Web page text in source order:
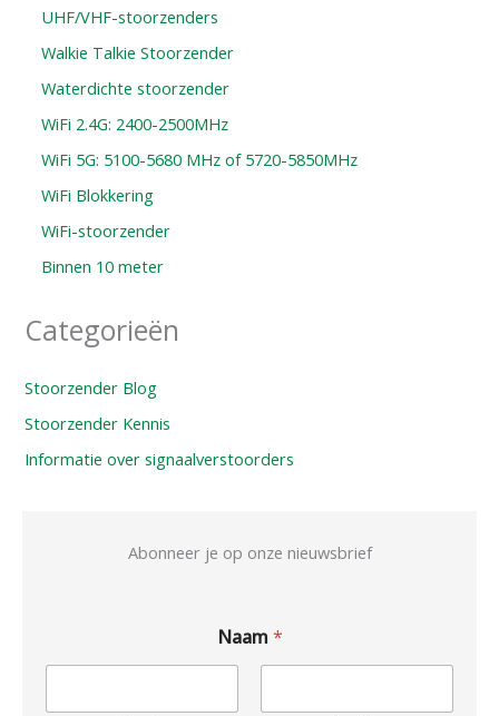
UHF/VHF-stoorzenders
Walkie Talkie Stoorzender
Waterdichte stoorzender
WiFi 2.4G: 2400-2500MHz
WiFi 5G: 5100-5680 MHz of 5720-5850MHz
WiFi Blokkering
WiFi-stoorzender
Binnen 10 meter
Categorieën
Stoorzender Blog
Stoorzender Kennis
Informatie over signaalverstoorders
Abonneer je op onze nieuwsbrief
Naam *